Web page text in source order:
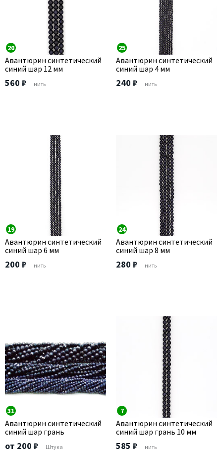
20
Авантюрин синтетический
синий шар 12 мм
560 ₽ нить
25
Авантюрин синтетический
синий шар 4 мм
240 ₽ нить
19
Авантюрин синтетический
синий шар 6 мм
200 ₽ нить
24
Авантюрин синтетический
синий шар 8 мм
280 ₽ нить
31
Авантюрин синтетический
синий шар грань
от 200 ₽ Штука
7
Авантюрин синтетический
синий шар грань 10 мм
585 ₽ нить